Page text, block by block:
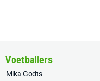
Voetballers
Mika Godts